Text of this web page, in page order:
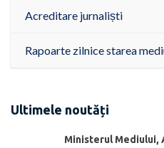
Acreditare jurnaliști
Rapoarte zilnice starea
Ultimele noutăți
Ministerul Mediului,